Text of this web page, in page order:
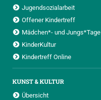
Jugendsozialarbeit
Offener Kindertreff
Mädchen*- und Jungs*Tage
KinderKultur
Kindertreff Online
KUNST & KULTUR
Übersicht